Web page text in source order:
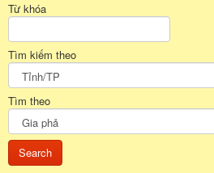
Từ khóa
Tìm kiếm theo
Tìm theo